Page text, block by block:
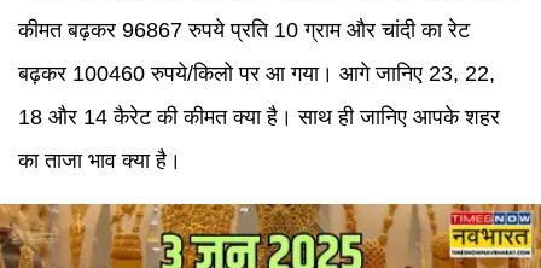
कीमत बढ़कर 96867 रुपये प्रति 10 ग्राम और चांदी का रेट
बढ़कर 100460 रुपये/किलो पर आ गया। आगे जानिए 23, 22,
18 और 14 कैरेट की कीमत क्या है। साथ ही जानिए आपके शहर
का ताजा भाव क्या है।